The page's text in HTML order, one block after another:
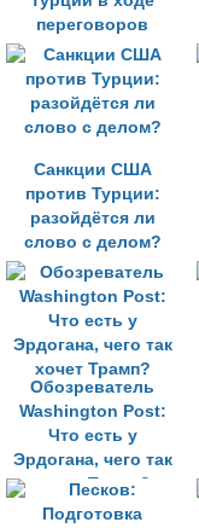
переговоров
Санкции США
против Турции:
разойдётся ли
слово с делом?
Обозреватель
Washington Post:
Что есть у
Эрдогана, чего так
хочет Трамп?